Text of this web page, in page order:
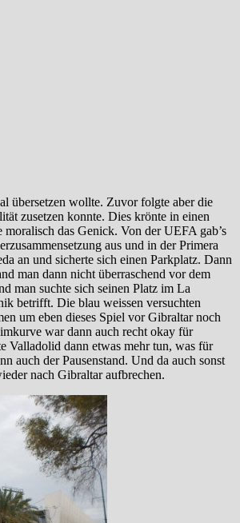
übersetzen wollte. Zuvor folgte aber die
zusetzen konnte. Dies krönte in einen
das Genick. Von der UEFA gab’s
aus und in der Primera
an und sicherte sich einen Parkplatz. Dann
man dann nicht überraschend vor dem
man suchte sich seinen Platz im La
betrifft. Die blau weissen versuchten
um eben dieses Spiel vor Gibraltar noch
war dann auch recht okay für
Valladolid dann etwas mehr tun, was für
auch der Pausenstand. Und da auch sonst
nach Gibraltar aufbrechen.